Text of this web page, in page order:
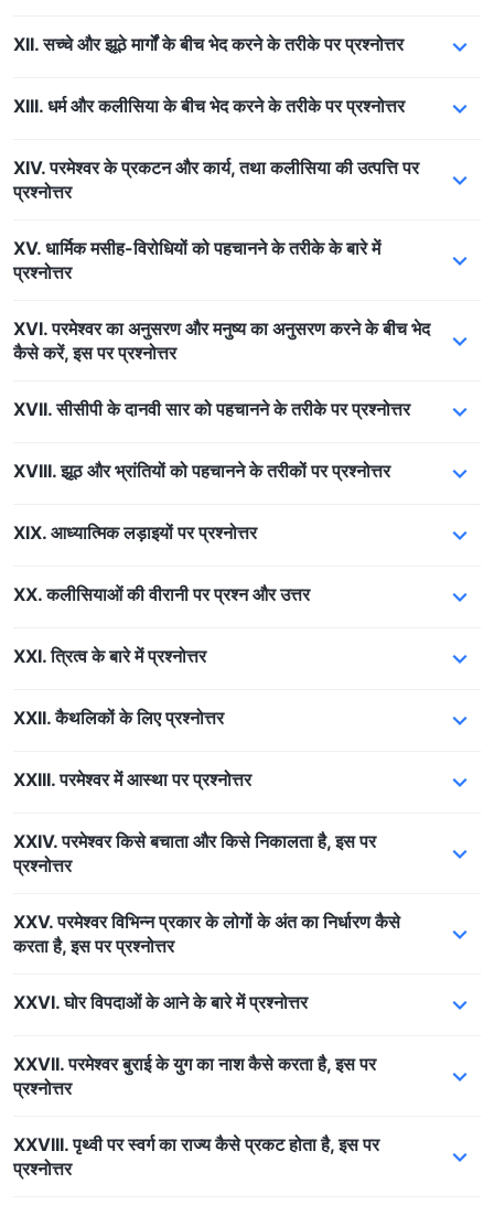
XII. सच्चे और झूठे मार्गों के बीच भेद करने के तरीके पर प्रश्नोत्तर
XIII. धर्म और कलीसिया के बीच भेद करने के तरीके पर प्रश्नोत्तर
XIV. परमेश्वर के प्रकटन और कार्य, तथा कलीसिया की उत्पत्ति पर
प्रश्नोत्तर
XV. धार्मिक मसीह-विरोधियों को पहचानने के तरीके के बारे में
प्रश्नोत्तर
XVI. परमेश्वर का अनुसरण और मनुष्य का अनुसरण करने के बीच भेद
कैसे करें, इस पर प्रश्नोत्तर
XVII. सीसीपी के दानवी सार को पहचानने के तरीके पर प्रश्नोत्तर
XVIII. झूठ और भ्रांतियों को पहचानने के तरीकों पर प्रश्नोत्तर
XIX. आध्यात्मिक लड़ाइयों पर प्रश्नोत्तर
XX. कलीसियाओं की वीरानी पर प्रश्न और उत्तर
XXI. त्रित्व के बारे में प्रश्नोत्तर
XXII. कैथलिकों के लिए प्रश्नोत्तर
XXIII. परमेश्वर में आस्था पर प्रश्नोत्तर
XXIV. परमेश्वर किसे बचाता और किसे निकालता है, इस पर
प्रश्नोत्तर
XXV. परमेश्वर विभिन्न प्रकार के लोगों के अंत का निर्धारण कैसे
करता है, इस पर प्रश्नोत्तर
XXVI. घोर विपदाओं के आने के बारे में प्रश्नोत्तर
XXVII. परमेश्वर बुराई के युग का नाश कैसे करता है, इस पर
प्रश्नोत्तर
XXVIII. पृथ्वी पर स्वर्ग का राज्य कैसे प्रकट होता है, इस पर
प्रश्नोत्तर